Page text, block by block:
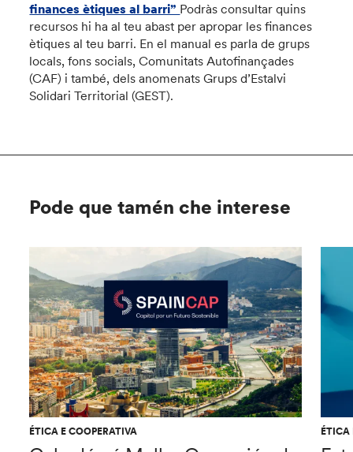
finances ètiques al barri” Podràs consultar quins
recursos hi ha al teu abast per apropar les finances
ètiques al teu barri. En el manual es parla de grups
locals, fons socials, Comunitats Autofinançades
(CAF) i també, dels anomenats Grups d’Estalvi
Solidari Territorial (GEST).
Pode que tamén che interese
ÉTICA E COOPERATIVA ÉTICA